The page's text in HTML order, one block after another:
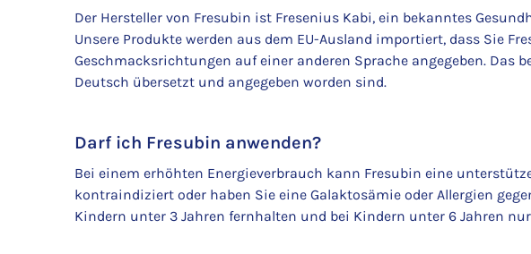
Der Hersteller von Fresubin ist Fresenius Kabi, ein bekanntes
Unsere Produkte werden aus dem EU-Ausland importiert, dass Sie
Geschmacksrichtungen auf einer anderen Sprache angegeben.
Deutsch übersetzt und angegeben worden sind.
Darf ich Fresubin anwenden?
Bei einem erhöhten Energieverbrauch kann Fresubin eine
kontraindiziert oder haben Sie eine Galaktosämie oder Allergien
Kindern unter 3 Jahren fernhalten und bei Kindern unter 6 Jahren